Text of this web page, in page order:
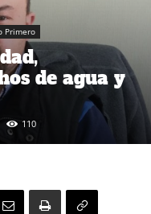
Primero
de agua y
110